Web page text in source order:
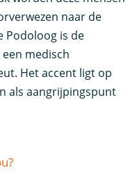
naar de
Podoloog is de
medisch
Het accent ligt op
als aangrijpingspunt